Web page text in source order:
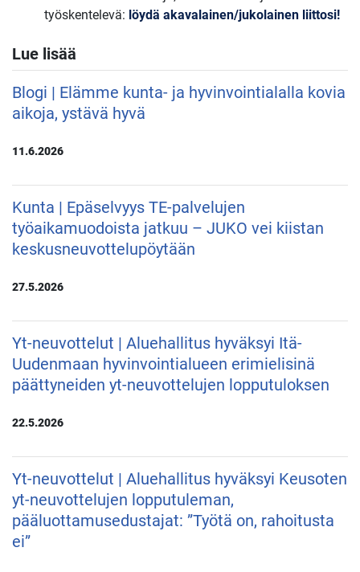
työskentelevä: löydä akavalainen/jukolainen liittosi!
Lue lisää
Blogi | Elämme kunta- ja hyvinvointialalla kovia
aikoja, ystävä hyvä
11.6.2026
Kunta | Epäselvyys TE-palvelujen
työaikamuodoista jatkuu – JUKO vei kiistan
keskusneuvottelupöytään
27.5.2026
Yt-neuvottelut | Aluehallitus hyväksyi Itä-
Uudenmaan hyvinvointialueen erimielisinä
päättyneiden yt-neuvottelujen lopputuloksen
22.5.2026
Yt-neuvottelut | Aluehallitus hyväksyi Keusoten
yt-neuvottelujen lopputuleman,
pääluottamusedustajat: ”Työtä on, rahoitusta
ei”